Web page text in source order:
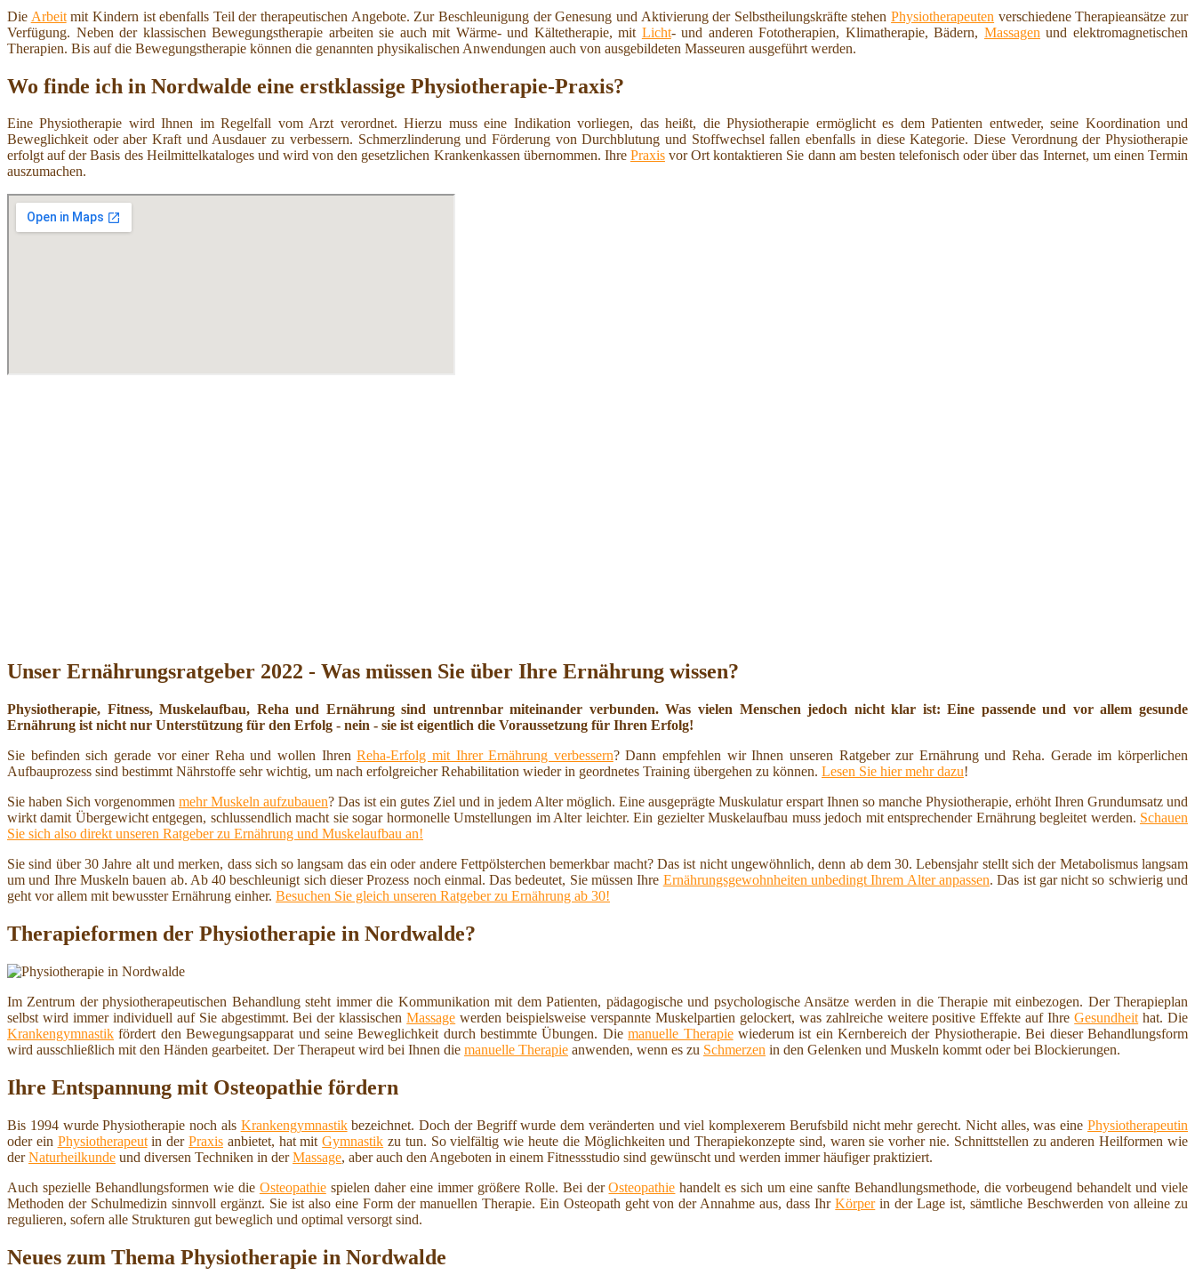
Die Arbeitmit Kindern ist ebenfalls Teil der therapeutischen Angebote. Zur Beschleunigung der Genesung und Aktivierung der Selbstheilungskräfte stehenPhysiotherapeuten verschiedene Therapieansätze zur
Verfügung. Neben der klassischen Bewegungstherapie arbeiten sie auch mit Wärme- und Kältetherapie, mit Licht- und anderen Fototherapien, Klimatherapie, Bädern, Massagen und elektromagnetischen
Therapien. Bis auf die Bewegungstherapie können die genannten physikalischen Anwendungen auch von ausgebildeten Masseuren ausgeführt werden.
Wo finde ich in Nordwalde eine erstklassige Physiotherapie-Praxis?
Eine Physiotherapie wird Ihnen im Regelfall vom Arzt verordnet. Hierzu muss eine Indikation vorliegen, das heißt, die Physiotherapie ermöglicht es dem Patienten entweder, seine Koordination und
Beweglichkeit oder aber Kraft und Ausdauer zu verbessern. Schmerzlinderung und Förderung von Durchblutung und Stoffwechsel fallen ebenfalls in diese Kategorie. Diese Verordnung der Physiotherapie
erfolgt auf der Basis des Heilmittelkataloges und wird von den gesetzlichen Krankenkassen übernommen. Ihre Praxisvor Ort kontaktieren Sie dann am besten telefonisch oder über das Internet, um einen Termin
auszumachen.
Unser Ernährungsratgeber 2022 - Was müssen Sie über Ihre Ernährung wissen?
Physiotherapie, Fitness, Muskelaufbau, Reha und Ernährung sind untrennbar miteinander verbunden. Was vielen Menschen jedoch nicht klar ist: Eine passende und vor allem gesunde
Ernährung ist nicht nur Unterstützung für den Erfolg - nein - sie ist eigentlich die Voraussetzung für Ihren Erfolg!
Sie befinden sich gerade vor einer Reha und wollen IhrenReha-Erfolg mit Ihrer Ernährung verbessern? Dann empfehlen wir Ihnen unseren Ratgeber zur Ernährung und Reha. Gerade im körperlichen
Aufbauprozess sind bestimmt Nährstoffe sehr wichtig, um nach erfolgreicher Rehabilitation wieder in geordnetes Training übergehen zu können. Lesen Sie hier mehr dazu!
Sie haben Sich vorgenommen mehr Muskeln aufzubauen? Das ist ein gutes Ziel und in jedem Alter möglich. Eine ausgeprägte Muskulatur erspart Ihnen so manche Physiotherapie, erhöht Ihren Grundumsatz und
wirkt damit Übergewicht entgegen, schlussendlich macht sie sogar hormonelle Umstellungen im Alter leichter. Ein gezielter Muskelaufbau muss jedoch mit entsprechender Ernährung begleitet werden. Schauen
Sie sich also direkt unseren Ratgeber zu Ernährung und Muskelaufbau an!
Sie sind über 30 Jahre alt und merken, dass sich so langsam das ein oder andere Fettpölsterchen bemerkbar macht? Das ist nicht ungewöhnlich, denn ab dem 30. Lebensjahr stellt sich der Metabolismus langsam
um und Ihre Muskeln bauen ab. Ab 40 beschleunigt sich dieser Prozess noch einmal. Das bedeutet, Sie müssen Ihre Ernährungsgewohnheiten unbedingt Ihrem Alter anpassen. Das ist gar nicht so schwierig und
geht vor allem mit bewusster Ernährung einher. Besuchen Sie gleich unseren Ratgeber zu Ernährung ab 30!
Therapieformen der Physiotherapie in Nordwalde?
Im Zentrum der physiotherapeutischen Behandlung steht immer die Kommunikation mit dem Patienten, pädagogische und psychologische Ansätze werden in die Therapie mit einbezogen. Der Therapieplan
selbst wird immer individuell auf Sie abgestimmt. Bei der klassischenMassage werden beispielsweise verspannte Muskelpartien gelockert, was zahlreiche weitere positive Effekte auf IhreGesundheit hat. Die
Krankengymnastik fördert den Bewegungsapparat und seine Beweglichkeit durch bestimmte Übungen. Diemanuelle Therapiewiederum ist ein Kernbereich der Physiotherapie. Bei dieser Behandlungsform
wird ausschließlich mit den Händen gearbeitet. Der Therapeut wird bei Ihnen die manuelle Therapie anwenden, wenn es zu Schmerzen in den Gelenken und Muskeln kommt oder bei Blockierungen.
Ihre Entspannung mit Osteopathie fördern
Bis 1994 wurde Physiotherapie noch als Krankengymnastikbezeichnet. Doch der Begriff wurde dem veränderten und viel komplexerem Berufsbild nicht mehr gerecht. Nicht alles, was einePhysiotherapeutin
oder ein Physiotherapeutin der Praxisanbietet, hat mitGymnastik zu tun. So vielfältig wie heute die Möglichkeiten und Therapiekonzepte sind, waren sie vorher nie. Schnittstellen zu anderen Heilformen wie
derNaturheilkunde und diversen Techniken in derMassage, aber auch den Angeboten in einem Fitnessstudio sind gewünscht und werden immer häufiger praktiziert.
Auch spezielle Behandlungsformen wie die Osteopathiespielen daher eine immer größere Rolle. Bei derOsteopathie handelt es sich um eine sanfte Behandlungsmethode, die vorbeugend behandelt und viele
Methoden der Schulmedizin sinnvoll ergänzt. Sie ist also eine Form der manuellen Therapie. Ein Osteopath geht von der Annahme aus, dass IhrKörperin der Lage ist, sämtliche Beschwerden von alleine zu
regulieren, sofern alle Strukturen gut beweglich und optimal versorgt sind.
Neues zum Thema Physiotherapie in Nordwalde